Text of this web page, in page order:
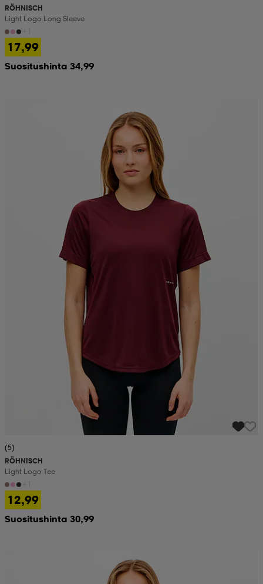
RÖHNISCH
Light Logo Long Sleeve
17,99
Suositushinta 34,99
(5)
RÖHNISCH
Light Logo Tee
12,99
Suositushinta 30,99